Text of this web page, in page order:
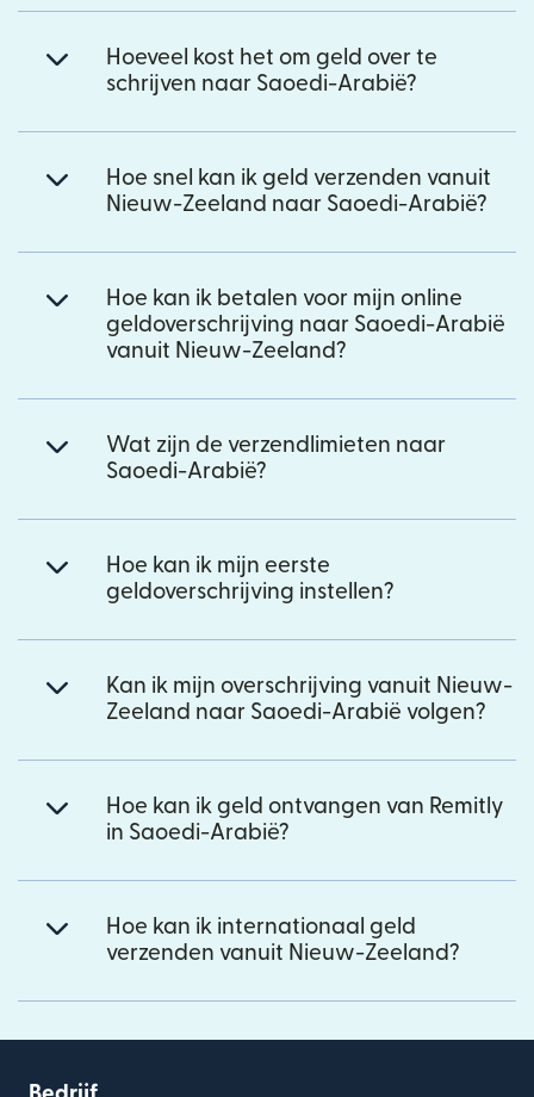
Hoeveel kost het om geld over te
schrijven naar Saoedi-Arabië?
Hoe snel kan ik geld verzenden vanuit
Nieuw-Zeeland naar Saoedi-Arabië?
Hoe kan ik betalen voor mijn online
geldoverschrijving naar Saoedi-Arabië
vanuit Nieuw-Zeeland?
Wat zijn de verzendlimieten naar
Saoedi-Arabië?
Hoe kan ik mijn eerste
geldoverschrijving instellen?
Kan ik mijn overschrijving vanuit Nieuw-
Zeeland naar Saoedi-Arabië volgen?
Hoe kan ik geld ontvangen van Remitly
in Saoedi-Arabië?
Hoe kan ik internationaal geld
verzenden vanuit Nieuw-Zeeland?